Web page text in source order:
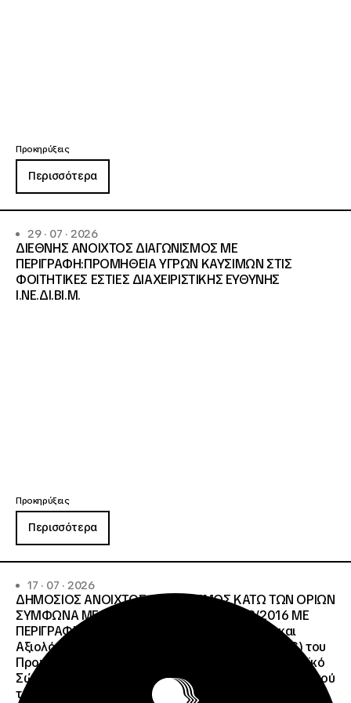
Προκηρύξεις
Περισσότερα
29 · 07 · 2026
ΔΙΕΘΝΗΣ ΑΝΟΙΧΤΟΣ ΔΙΑΓΩΝΙΣΜΟΣ ΜΕ
ΠΕΡΙΓΡΑΦΗ:ΠΡΟΜΗΘΕΙΑ ΥΓΡΩΝ ΚΑΥΣΙΜΩΝ ΣΤΙΣ
ΦΟΙΤΗΤΙΚΕΣ ΕΣΤΙΕΣ ΔΙΑΧΕΙΡΙΣΤΙΚΗΣ ΕΥΘΥΝΗΣ
Ι.ΝΕ.ΔΙ.ΒΙ.Μ.
Προκηρύξεις
Περισσότερα
17 · 07 · 2026
ΔΗΜΟΣΙΟΣ ΑΝΟΙΧΤΟΣ ΔΙΑΓΩΝΙΣΜΟΣ ΚΑΤΩ ΤΩΝ ΟΡΙΩΝ
ΣΥΜΦΩΝΑ ΜΕ ΤΟ ΑΡΘΡΟ 107 ΤΟΥ Ν.4412/2016 ΜΕ
ΠΕΡΙΓΡΑΦΗ: Διοργάνωση Κύκλου Κατάρτισης και
Αξιολόγησης (Training and Evaluation Cycle – TEC) του
Προγράμματος European Solidarity Corps (Ευρωπαϊκό
Σώμα Αλληλεγγύης) της Εθνικής Μονάδας Συντονισμού
των Προγραμμάτων Erasmus+/Τομέας Νεολαία &